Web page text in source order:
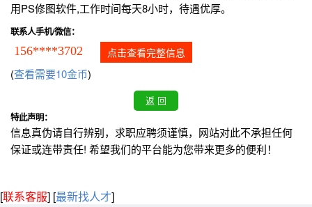
用PS修图软件,工作时间每天8小时，待遇优厚。
联系人手机/微信：
156****3702 点击查看完整信息
(查看需要10金币)
特此声明：
信息真伪请自行辨别，求职应聘须谨慎，网站对此不承担任何
保证或连带责任! 希望我们的平台能为您带来更多的便利！
[联系客服] [最新找人才]